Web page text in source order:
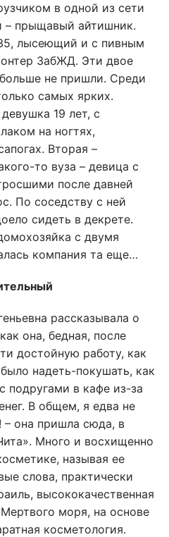
в одной из сети
– прыщавый айтишник.
лысеющий и с пивным
ЗабЖД. Эти двое
не пришли. Среди
самых ярких.
19 лет, с
на ногтях,
Вторая –
то вуза – девица с
после давней
По соседству с ней
сидеть в декрете.
с двумя
компания та еще…
рассказывала о
она, бедная, после
достойную работу, как
надеть-покушать, как
подругами в кафе из-за
В общем, я едва не
– она пришла сюда, в
Много и восхищенно
называя ее
слова, практически
высококачественная
моря, на основе
косметология.